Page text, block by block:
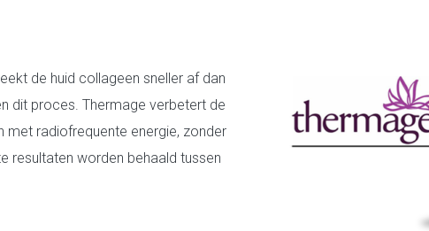
de huid collageen sneller af dan
dit proces. Thermage verbetert de
met radiofrequente energie, zonder
resultaten worden behaald tussen